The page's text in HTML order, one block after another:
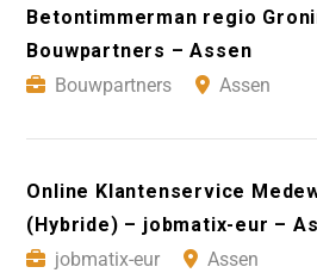
Betontimmerman regio
Bouwpartners – Assen
Bouwpartners
Assen
Online Klantenservice
(Hybride) – jobmatix-eur –
jobmatix-eur
Assen